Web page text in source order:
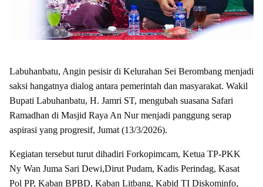
Labuhanbatu, Angin pesisir di Kelurahan Sei Berombang menjadi
saksi hangatnya dialog antara pemerintah dan masyarakat. Wakil
Bupati Labuhanbatu, H. Jamri ST, mengubah suasana Safari
Ramadhan di Masjid Raya An Nur menjadi panggung serap
aspirasi yang progresif, Jumat (13/3/2026).
Kegiatan tersebut turut dihadiri Forkopimcam, Ketua TP-PKK
Ny Wan Juma Sari Dewi,Dirut Pudam, Kadis Perindag, Kasat
Pol PP, Kaban BPBD, Kaban Litbang, Kabid TI Diskominfo,